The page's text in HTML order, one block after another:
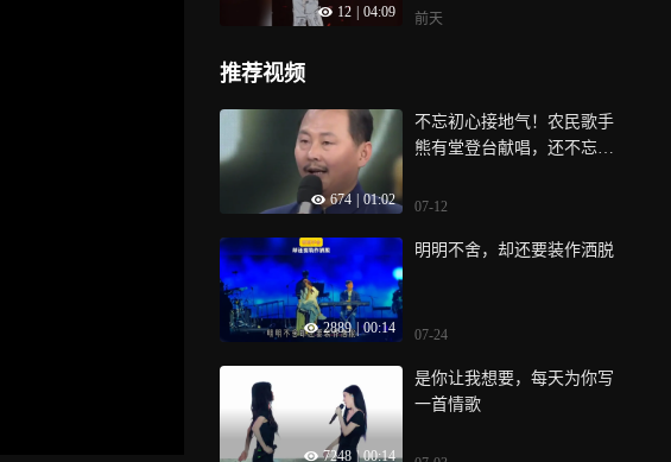
12 04:09 前天
推荐视频
674 01:02
不忘初心接地气！农民歌手
熊有堂登台献唱，还不忘主
07-12
2889 00:14
明明不舍，却还要装作洒脱
07-24
7248 | 00:14
是你让我想要，每天为你写
一首情歌